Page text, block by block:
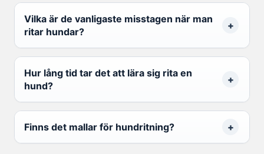
Vilka är de vanligaste misstagen när man
ritar hundar?
Hur lång tid tar det att lära sig rita en
hund?
Finns det mallar för hundritning?